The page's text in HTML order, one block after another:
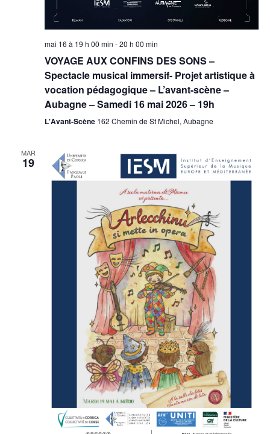
mai 16 à 19 h 00 min -20 h 00 min
VOYAGE AUX CONFINS DES SONS –
Spectacle musical immersif- Projet artistique à
vocation pédagogique – L’avant-scène –
Aubagne – Samedi 16 mai 2026 – 19h
L'Avant-Scène 162 Chemin de St Michel, Aubagne
MAR
19